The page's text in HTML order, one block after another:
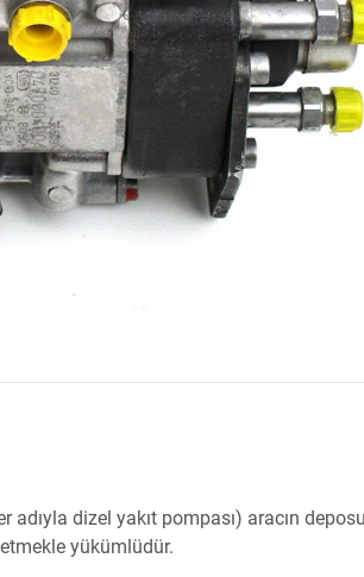
adıyla dizel yakıt pompası) aracın
yükümlüdür.